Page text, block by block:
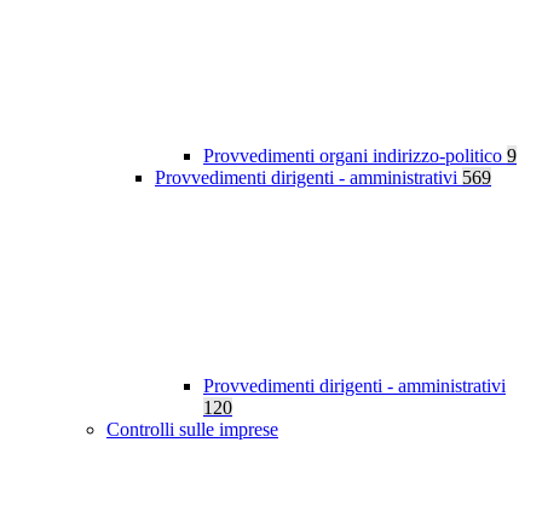
Provvedimenti organi indirizzo-politico 9
Provvedimenti dirigenti - amministrativi 569
Provvedimenti dirigenti - amministrativi
120
Controlli sulle imprese